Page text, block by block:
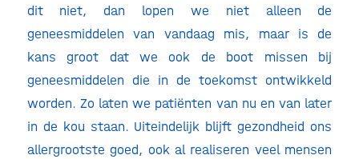
dit niet, dan lopen we niet alleen de
geneesmiddelen van vandaag mis, maar is de
kans groot dat we ook de boot missen bij
geneesmiddelen die in de toekomst ontwikkeld
worden. Zo laten we patiënten van nu en van later
in de kou staan. Uiteindelijk blijft gezondheid ons
allergrootste goed, ook al realiseren veel mensen